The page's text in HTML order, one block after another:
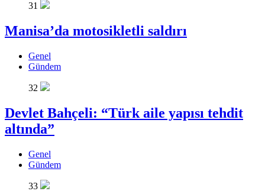
31
Manisa’da motosikletli saldırı
Genel
Gündem
32
Devlet Bahçeli: “Türk aile yapısı tehdit
altında”
Genel
Gündem
33